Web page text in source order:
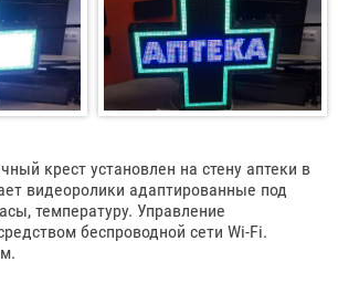
крест установлен на стену аптеки в
видеоролики адаптированные под
температуру. Управление
беспроводной сети Wi-Fi.